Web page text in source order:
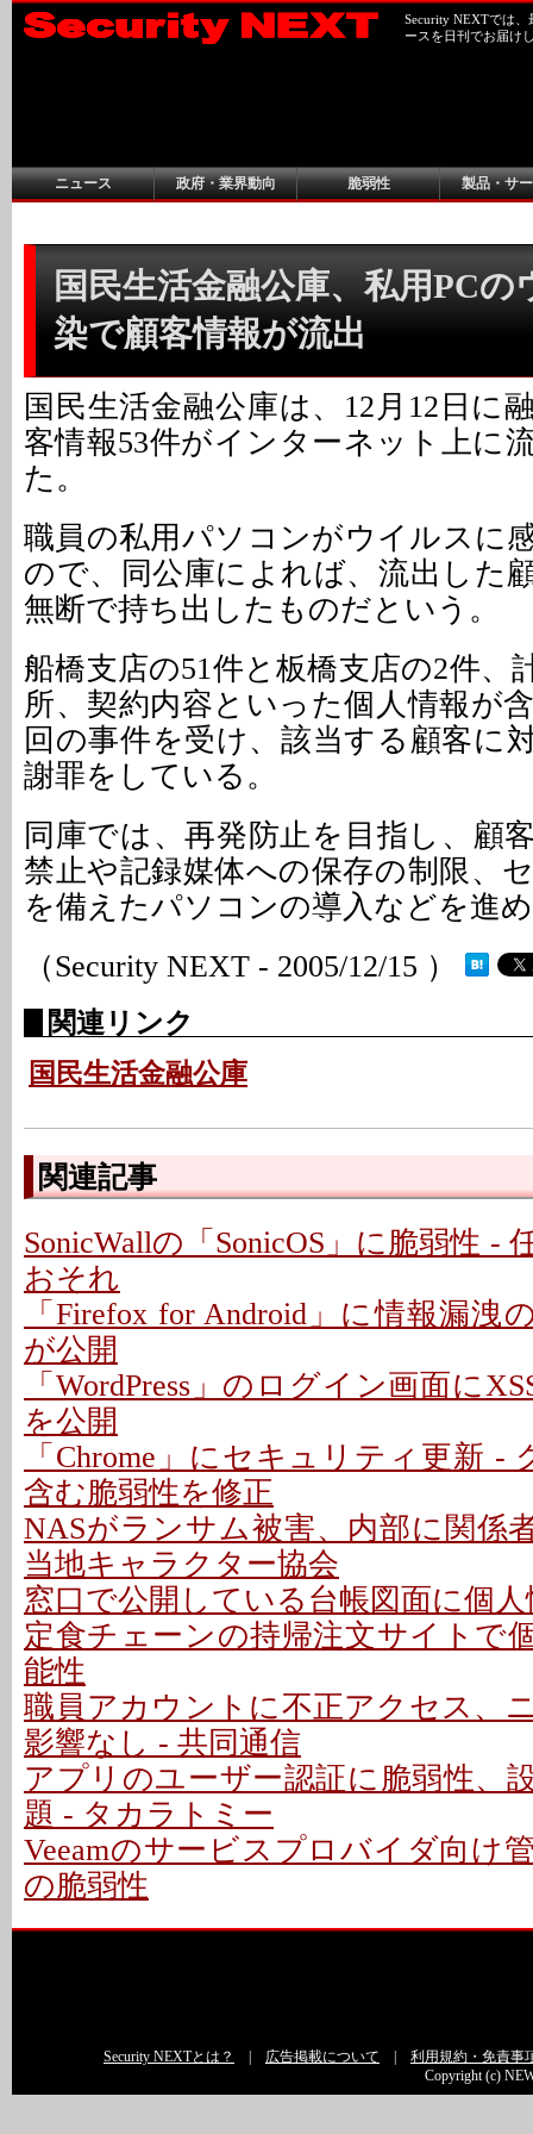
Security NEXTでは
ースを日刊でお届け
ニュース 政府・業界動向 脆弱性 製品・サ
国民生活金融公庫、私用PCの
染で顧客情報が流出
国民生活金融公庫は、12月12日に
客情報53件がインターネット上に
た。
職員の私用パソコンがウイルスに
ので、同公庫によれば、流出した
無断で持ち出したものだという。
船橋支店の51件と板橋支店の2件、
所、契約内容といった個人情報が
回の事件を受け、該当する顧客に
謝罪をしている。
同庫では、再発防止を目指し、顧
禁止や記録媒体への保存の制限、
を備えたパソコンの導入などを進
（Security NEXT - 2005/12/15 ）
関連リンク
国民生活金融公庫
関連記事
SonicWallの「SonicOS」に脆弱性 -
おそれ
「Firefox for Android」に情報漏洩
が公開
「WordPress」のログイン画面に
を公開
「Chrome」にセキュリティ更新 -
含む脆弱性を修正
NASがランサム被害、内部に関係
当地キャラクター協会
窓口で公開している台帳図面に個
定食チェーンの持帰注文サイトで
能性
職員アカウントに不正アクセス、
影響なし - 共同通信
アプリのユーザー認証に脆弱性、
題 - タカラトミー
Veeamのサービスプロバイダ向け
の脆弱性
Security NEXTとは？ 広告掲載について
利用規約・免責事
Copyright (c)